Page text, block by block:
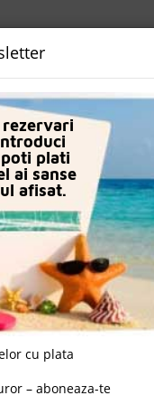
Spa
rezervari
plati
ai sanse
afisat.
cu plata
– aboneaza-te